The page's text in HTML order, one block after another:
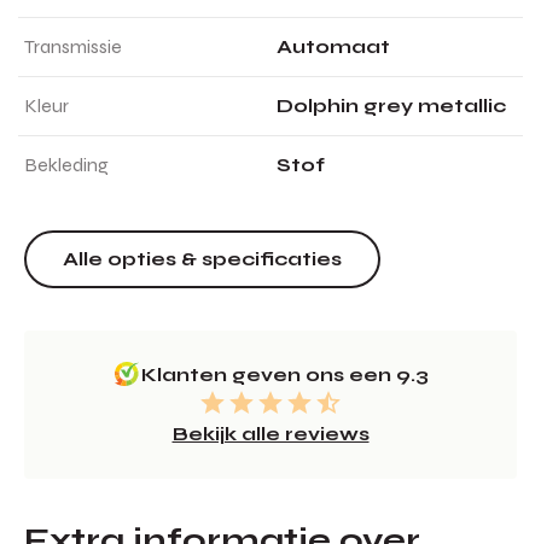
Transmissie Automaat
Kleur Dolphin grey metallic
Bekleding Stof
Alle opties & specificaties
Klanten geven ons een 9.3
Bekijk alle reviews